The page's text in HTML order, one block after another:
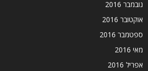
נובמבר 2016
אוקטובר 2016
ספטמבר 2016
מאי 2016
אפריל 2016